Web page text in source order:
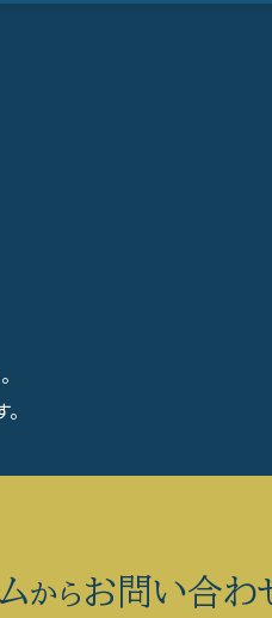
から お問い合わ